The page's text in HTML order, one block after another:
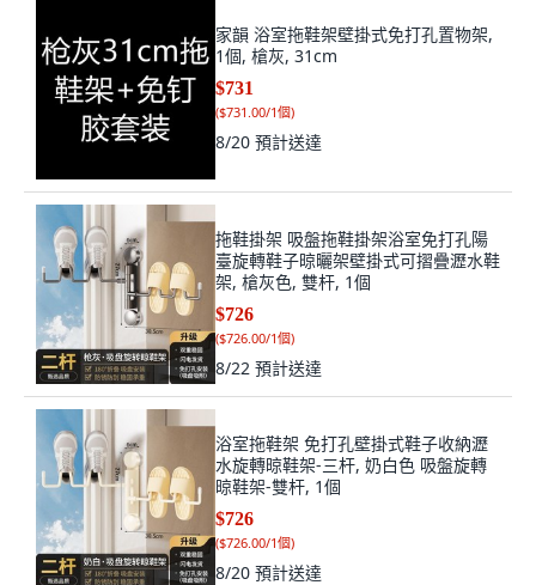
家韻 浴室拖鞋架壁掛式免打孔置物架,
1個, 槍灰, 31cm
$731
($731.00/1個)
8/20 預計送達
拖鞋掛架 吸盤拖鞋掛架浴室免打孔陽
臺旋轉鞋子晾曬架壁掛式可摺疊瀝水鞋
架, 槍灰色, 雙杆, 1個
$726
($726.00/1個)
8/22 預計送達
浴室拖鞋架 免打孔壁掛式鞋子收納瀝
水旋轉晾鞋架-三杆, 奶白色 吸盤旋轉
晾鞋架-雙杆, 1個
$726
($726.00/1個)
8/20 預計送達